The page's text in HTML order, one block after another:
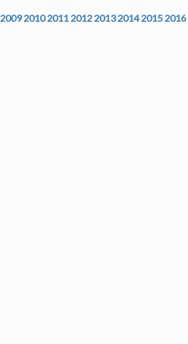
2009 2010 2011 2012 2013 2014 2015 2016